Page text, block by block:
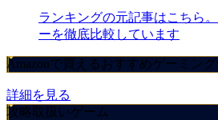
ランキングの元記事はこちら
ーを徹底比較しています
Amazonで買えるおすすめゲーミン
詳細を見る
攻略取扱いゲーム